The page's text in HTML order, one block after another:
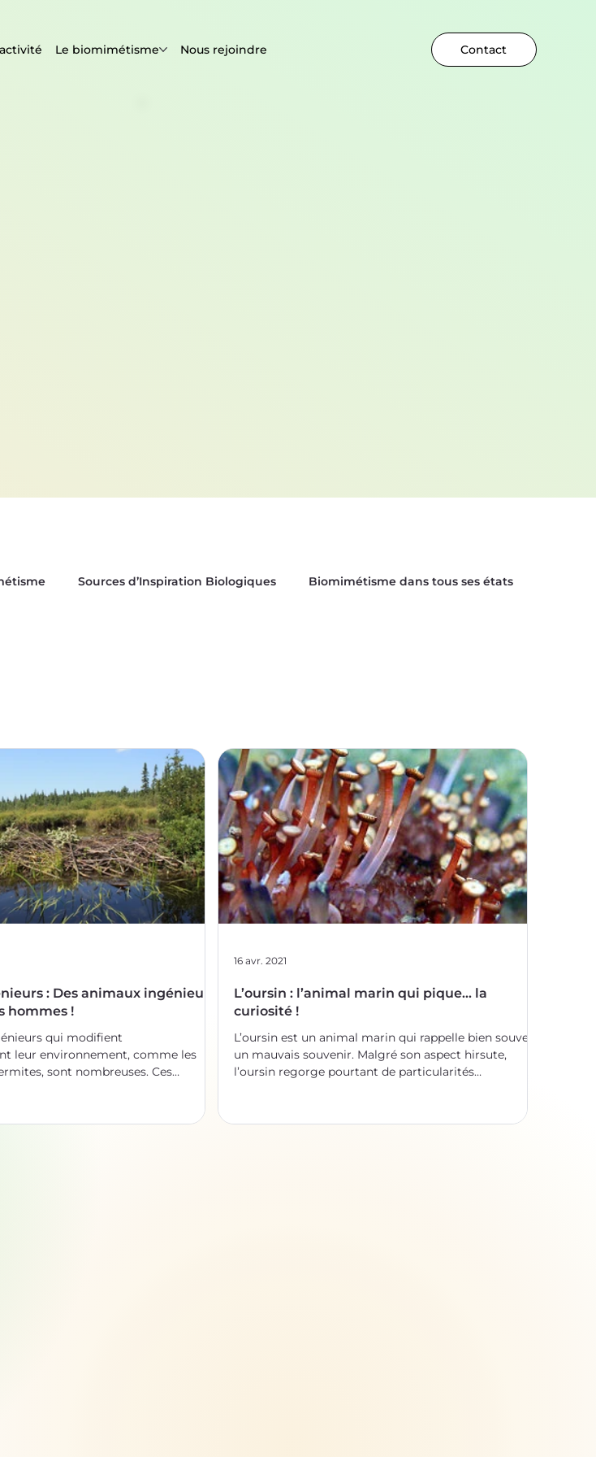
Le biomimétisme Nous rejoindre Contact
Sources d’Inspiration Biologiques Biomimétisme dans tous ses états
: Des animaux ingénieurs
hommes !
qui modifient
leur environnement, comme les
sont nombreuses. Ces
d’autres technologies ! Les espèces-
L’oursin : l’animal marin qui pique... la
curiosité !
L’oursin est un animal marin qui rappelle bien souvent
un mauvais souvenir. Malgré son aspect hirsute,
l’oursin regorge pourtant de particularités
pour le biomimétisme ? L’oursin, un vocabulaire à
16 avr. 2021